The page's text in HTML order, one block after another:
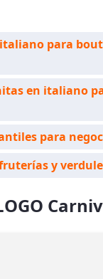
para
en italiano
para
y